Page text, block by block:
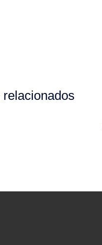
relacionados